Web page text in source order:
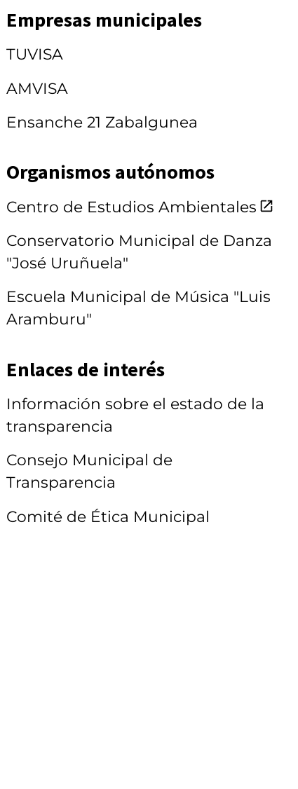
Empresas municipales
TUVISA
AMVISA
Ensanche 21 Zabalgunea
Organismos autónomos
Centro de Estudios Ambientales
Conservatorio Municipal de Danza
"José Uruñuela"
Escuela Municipal de Música "Luis
Aramburu"
Enlaces de interés
Información sobre el estado de la
transparencia
Consejo Municipal de
Transparencia
Comité de Ética Municipal